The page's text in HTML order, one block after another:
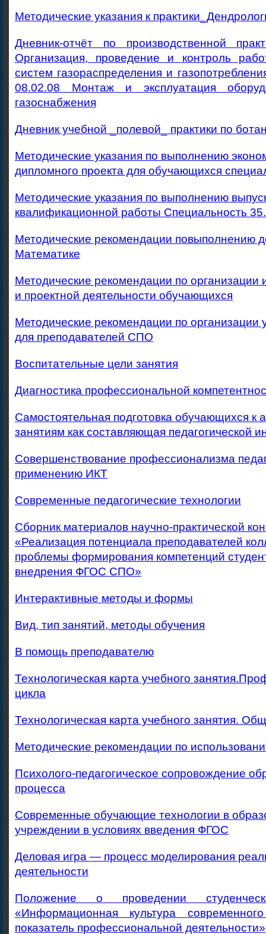
Методические указания к
Дневник-отчёт по производственной
Организация, проведение и контроль
систем газораспределения и
08.02.08 Монтаж и эксплуатация
газоснабжения
Дневник учебной _полевой_ практики по
Методические указания по выполнению
дипломного проекта для обучающихся
Методические указания по выполнению
квалификационной работы Специальность
Методические рекомендации повыполнению
Математике
Методические рекомендации по организации
и проектной деятельности обучающихся
Методические рекомендации по организации
для преподавателей СПО
Воспитательные цели занятия
Диагностика профессиональной
Самостоятельная подготовка обучающихся к
занятиям как составляющая педагогической
Совершенствование профессионализма
применению ИКТ
Современные педагогические технологии
Сборник материалов научно-практической
«Реализация потенциала преподавателей
проблемы формирования компетенций
внедрения ФГОС СПО»
Интерактивные методы и формы
Вид, тип занятий, методы обучения
В помощь преподавателю
Технологическая карта учебного
цикла
Технологическая карта учебного занятия.
Методические рекомендации по
Психолого-педагогическое сопровождение
процесса
Современные обучающие технологии в
учреждении в условиях введения ФГОС
Деловая игра — процесс моделирования
деятельности
Положение о проведении
«Информационная культура
показатель профессиональной деятельности»